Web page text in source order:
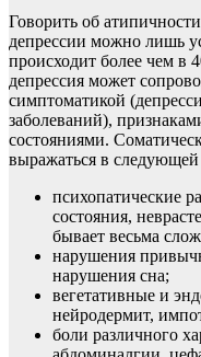
Говорить об
депрессии можно лишь
происходит более чем в
депрессия может
симптоматикой
заболеваний),
состояниями.
выражаться в
психопатические
состояния,
бывает весьма
нарушения
нарушения сна;
вегетативные и
нейродермит,
боли различного